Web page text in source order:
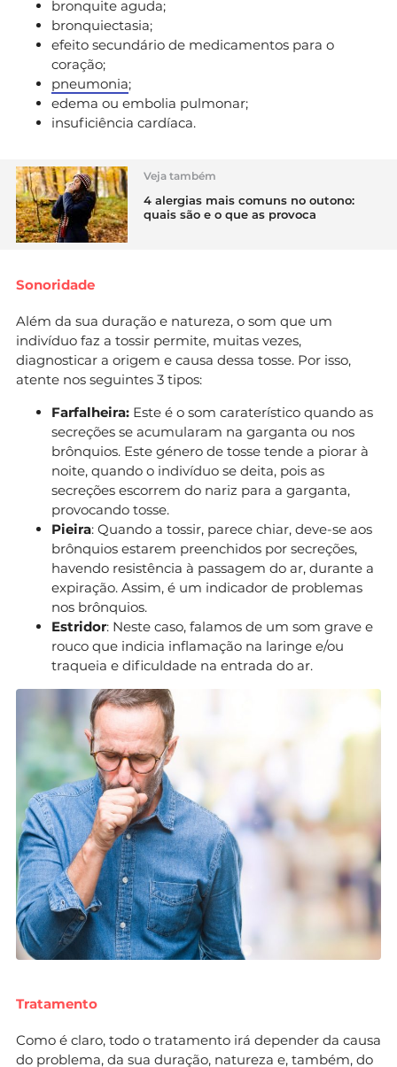
bronquite aguda;
bronquiectasia;
efeito secundário de medicamentos para o
coração;
pneumonia;
edema ou embolia pulmonar;
insuficiência cardíaca.
Veja também
4 alergias mais comuns no outono:
quais são e o que as provoca
Sonoridade
Além da sua duração e natureza, o som que um
indivíduo faz a tossir permite, muitas vezes,
diagnosticar a origem e causa dessa tosse. Por isso,
atente nos seguintes 3 tipos:
Farfalheira: Este é o som caraterístico quando as
secreções se acumularam na garganta ou nos
brônquios. Este género de tosse tende a piorar à
noite, quando o indivíduo se deita, pois as
secreções escorrem do nariz para a garganta,
provocando tosse.
Pieira: Quando a tossir, parece chiar, deve-se aos
brônquios estarem preenchidos por secreções,
havendo resistência à passagem do ar, durante a
expiração. Assim, é um indicador de problemas
nos brônquios.
Estridor: Neste caso, falamos de um som grave e
rouco que indicia inflamação na laringe e/ou
traqueia e dificuldade na entrada do ar.
Tratamento
Como é claro, todo o tratamento irá depender da causa
do problema, da sua duração, natureza e, também, do